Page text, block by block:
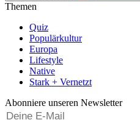
Themen
Quiz
Populärkultur
Europa
Lifestyle
Native
Stark + Vernetzt
Abonniere unseren Newsletter